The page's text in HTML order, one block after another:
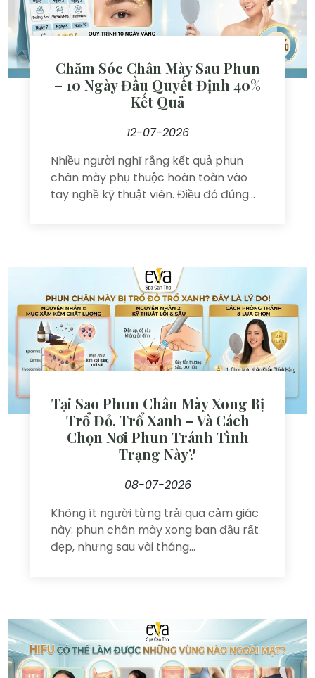
Chăm Sóc Chân Mày Sau Phun
– 10 Ngày Đầu Quyết Định 40%
Kết Quả
12-07-2026
Nhiều người nghĩ rằng kết quả phun
chân mày phụ thuộc hoàn toàn vào
tay nghề kỹ thuật viên. Điều đó đúng...
Tại Sao Phun Chân Mày Xong Bị
Trổ Đỏ, Trổ Xanh – Và Cách
Chọn Nơi Phun Tránh Tình
Trạng Này?
08-07-2026
Không ít người từng trải qua cảm giác
này: phun chân mày xong ban đầu rất
đẹp, nhưng sau vài tháng...